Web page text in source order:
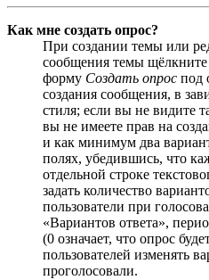
Как мне создать опрос?
При создании темы или
сообщения темы щёлкните
форму Создать опрос под
создания сообщения, в
стиля; если вы не видите
вы не имеете прав на
и как минимум два
полях, убедившись, что
отдельной строке
задать количество
пользователи при
«Вариантов ответа»,
(0 означает, что опрос
пользователей изменять
проголосовали.